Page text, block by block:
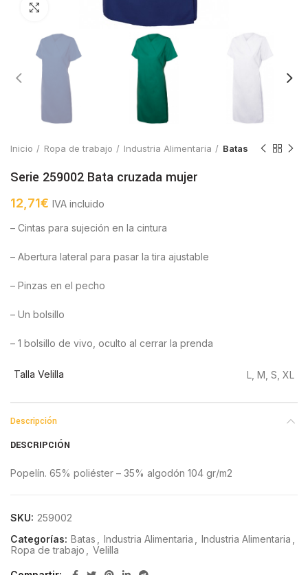
Click to enlarge
Inicio Ropa de trabajo Industria Alimentaria Batas
Serie 259002 Bata cruzada mujer
12,71€ IVA incluido
– Cintas para sujeción en la cintura
– Abertura lateral para pasar la tira ajustable
– Pinzas en el pecho
– Un bolsillo
– 1 bolsillo de vivo, oculto al cerrar la prenda
Talla Velilla L, M, S, XL
Descripción
DESCRIPCIÓN
Popelín. 65% poliéster – 35% algodón 104 gr/m2
SKU: 259002
Categorías: Batas Industria Alimentaria Industria Alimentaria
Ropa de trabajo
Velilla